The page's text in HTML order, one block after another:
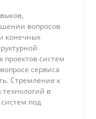
вопросов
конечных
систем
сервиса
Стремление к
в
под